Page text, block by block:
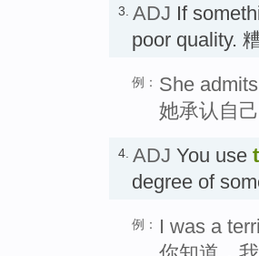
3. ADJ If
poor quality.
例： She
她承认自
4. ADJ You use
degree of
例：
I was a